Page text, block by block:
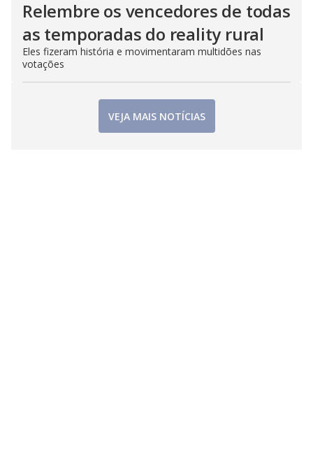
Relembre os vencedores de todas
as temporadas do reality rural
Eles fizeram história e movimentaram multidões nas
votações
VEJA MAIS NOTÍCIAS